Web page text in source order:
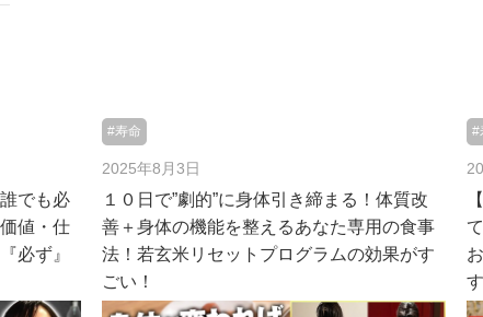
でも必
値・仕
必ず』
#寿命
2025年8月3日
１０日で”劇的”に身体引き締まる！体質改
善＋身体の機能を整えるあなた専用の食事
法！若玄米リセットプログラムの効果がす
ごい！
#